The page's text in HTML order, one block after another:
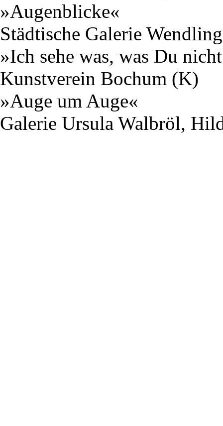
»Augenblicke«
Städtische Galerie
»Ich sehe was, was Du
Kunstverein Bochum (K)
»Auge um Auge«
Galerie Ursula Walbröl,